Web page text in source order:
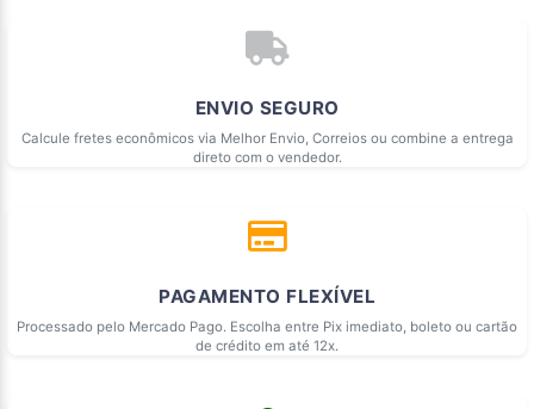
ENVIO SEGURO
Calcule fretes econômicos via Melhor Envio, Correios ou combine a entrega
direto com o vendedor.
PAGAMENTO FLEXÍVEL
Processado pelo Mercado Pago. Escolha entre Pix imediato, boleto ou cartão
de crédito em até 12x.